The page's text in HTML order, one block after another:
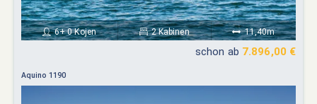
6+ 0 Kojen 2 Kabinen 11,40m
schon ab 7.896,00 €
Aquino 1190